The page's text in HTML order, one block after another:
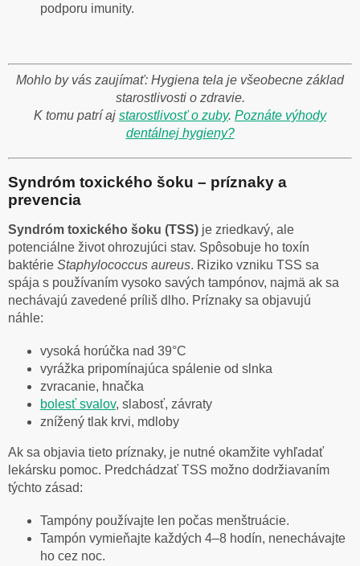
podporu imunity.
Mohlo by vás zaujímať: Hygiena tela je všeobecne základ
starostlivosti o zdravie.
K tomu patrí aj starostlivosť o zuby. Poznáte výhody
dentálnej hygieny?
Syndróm toxického šoku – príznaky a
prevencia
Syndróm toxického šoku (TSS) je zriedkavý, ale
potenciálne život ohrozujúci stav. Spôsobuje ho toxín
baktérie Staphylococcus aureus. Riziko vzniku TSS sa
spája s používaním vysoko savých tampónov, najmä ak sa
nechávajú zavedené príliš dlho. Príznaky sa objavujú
náhle:
vysoká horúčka nad 39°C
vyrážka pripomínajúca spálenie od slnka
zvracanie, hnačka
bolesť svalov, slabosť, závraty
znížený tlak krvi, mdloby
Ak sa objavia tieto príznaky, je nutné okamžite vyhľadať
lekársku pomoc. Predchádzať TSS možno dodržiavaním
týchto zásad:
Tampóny používajte len počas menštruácie.
Tampón vymieňajte každých 4–8 hodín, nenechávajte
ho cez noc.